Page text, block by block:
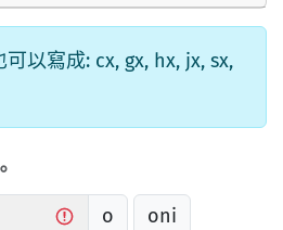
以寫成: cx, gx, hx, jx, sx,
o oni